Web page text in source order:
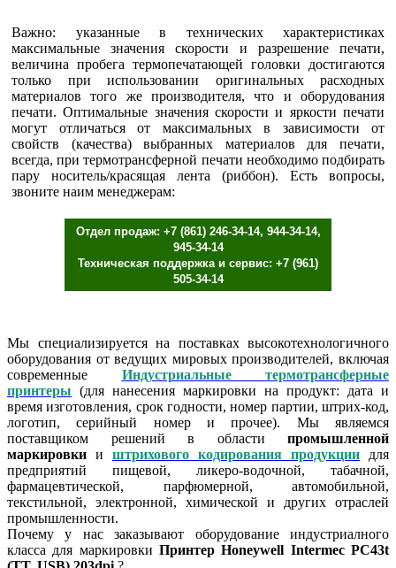
Важно: указанные в технических характеристиках
максимальные значения скорости и разрешение печати,
величина пробега термопечатающей головки достигаются
только при использовании оригинальных расходных
материалов того же производителя, что и оборудования
печати. Оптимальные значения скорости и яркости печати
могут отличаться от максимальных в зависимости от
свойств (качества) выбранных материалов для печати,
всегда, при термотрансферной печати необходимо подбирать
пару носитель/красящая лента (риббон). Есть вопросы,
звоните наим менеджерам:
Отдел продаж: +7 (861) 246-34-14, 944-34-14,
945-34-14
Техническая поддержка и сервис: +7 (961)
505-34-14
Мы специализируется на поставках высокотехнологичного
оборудования от ведущих мировых производителей, включая
современные Индустриальные термотрансферные
принтеры (для нанесения маркировки на продукт: дата и
время изготовления, срок годности, номер партии, штрих-код,
логотип, серийный номер и прочее). Мы являемся
поставщиком решений в области промышленной
маркировки и штрихового кодирования продукции для
предприятий пищевой, ликеро-водочной, табачной,
фармацевтической, парфюмерной, автомобильной,
текстильной, электронной, химической и других отраслей
промышленности.
Почему у нас заказывают оборудование индустриалного
класса для маркировки Принтер Honeywell Intermec PC43t